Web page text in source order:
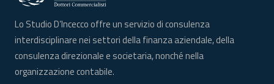
Lo Studio D’Incecco offre un servizio di consulenza
interdisciplinare nei settori della finanza aziendale, della
consulenza direzionale e societaria, nonché nella
organizzazione contabile.